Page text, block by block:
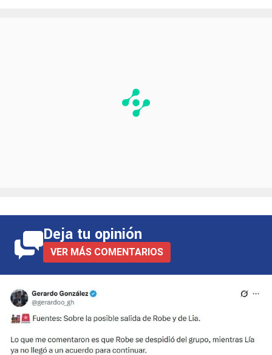
Deja tu opinión
VER MÁS COMENTARIOS